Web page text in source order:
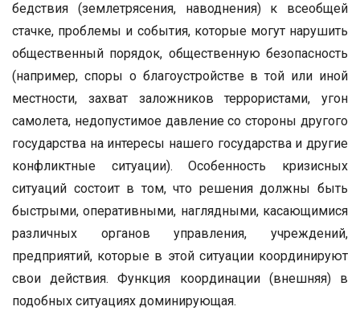
бедствия (землетрясения, наводнения) к всеобщей
стачке, проблемы и события, которые могут нарушить
общественный порядок, общественную безопасность
(например, споры о благоустройстве в той или иной
местности, захват заложников террористами, угон
самолета, недопустимое давление со стороны другого
государства на интересы нашего государства и другие
конфликтные ситуации). Особенность кризисных
ситуаций состоит в том, что решения должны быть
быстрыми, оперативными, наглядными, касающимися
различных органов управления, учреждений,
предприятий, которые в этой ситуации координируют
свои действия. Функция координации (внешняя) в
подобных ситуациях доминирующая.